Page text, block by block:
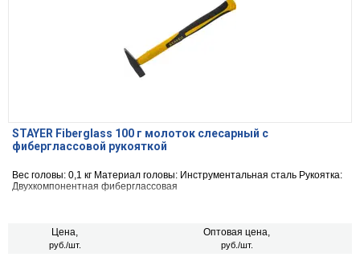
STAYER Fiberglass 100 г молоток слесарный с
фиберглассовой рукояткой
Вес головы: 0,1 кг Материал головы: Инструментальная сталь Рукоятка:
Двухкомпонентная фиберглассовая
Цена,
руб./шт.
Оптовая цена,
руб./шт.